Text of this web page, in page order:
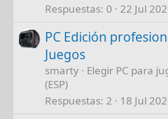
Respuestas 0 22 Jul
PC Edición
Juegos
smarty
Elegir PC para
(ESP)
Respuestas 2 18 Jul